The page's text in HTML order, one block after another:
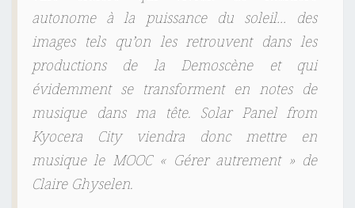
autonome à la puissance du soleil… des
images tels qu’on les retrouvent dans les
productions de la Demoscène et qui
évidemment se transforment en notes de
musique dans ma tête. Solar Panel from
Kyocera City viendra donc mettre en
musique le MOOC « Gérer autrement » de
Claire Ghyselen.